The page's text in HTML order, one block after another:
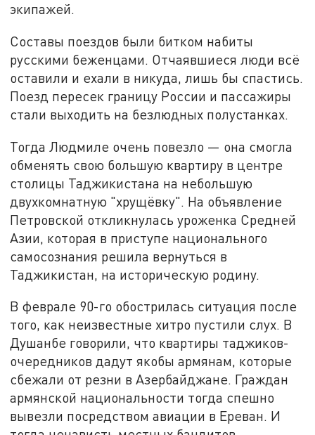
экипажей.
Составы поездов были битком набиты
русскими беженцами. Отчаявшиеся люди всё
оставили и ехали в никуда, лишь бы спастись.
Поезд пересек границу России и пассажиры
стали выходить на безлюдных полустанках.
Тогда Людмиле очень повезло — она смогла
обменять свою большую квартиру в центре
столицы Таджикистана на небольшую
двухкомнатную "хрущёвку". На объявление
Петровской откликнулась уроженка Средней
Азии, которая в приступе национального
самосознания решила вернуться в
Таджикистан, на историческую родину.
В феврале 90-го обострилась ситуация после
того, как неизвестные хитро пустили слух. В
Душанбе говорили, что квартиры таджиков-
очередников дадут якобы армянам, которые
сбежали от резни в Азербайджане. Граждан
армянской национальности тогда спешно
вывезли посредством авиации в Ереван. И